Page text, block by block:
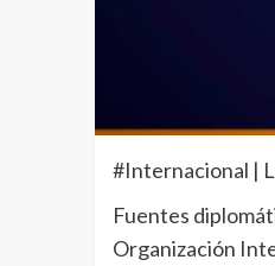
#Internacional |
Fuentes
Organización